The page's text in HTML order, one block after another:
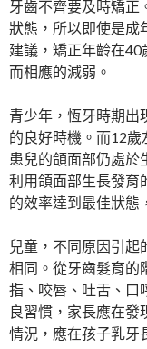
牙齒不齊要及時矯正
狀態，所以即使是成
建議，矯正年齡在
而相應的減弱。
青少年，恆牙時期出
的良好時機。而12
患兒的頜面部仍處於
利用頜面部生長發育
的效率達到最佳狀態
兒童，不同原因引起
相同。從牙齒髮育的
指、咬唇、吐舌、口
良習慣，家長應在發
情況，應在孩子乳牙